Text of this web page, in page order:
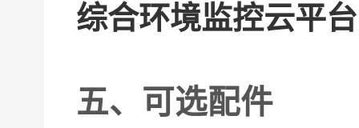
综合环境监控云平台
五、 可选配件